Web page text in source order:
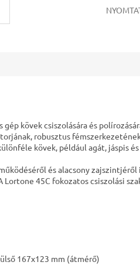
gép kövek csiszolására és
robusztus
kövek, például agát, jáspis és
és alacsony
45C fokozatos csiszolási
167x123 mm (átmérő)